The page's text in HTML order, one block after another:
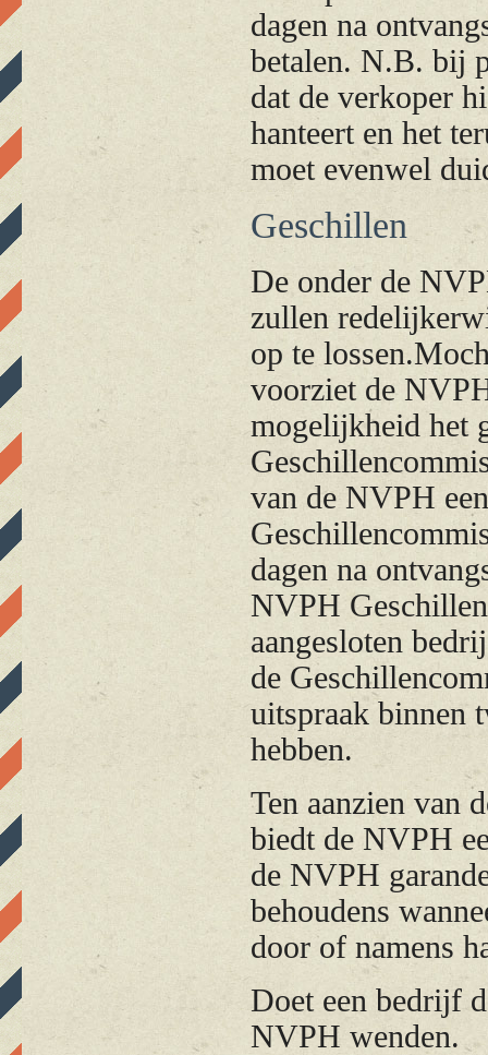
dagen na
betalen. N.B. bij
dat de verkoper
hanteert en het
moet evenwel
Geschillen
De onder de
zullen
op te
voorziet de
mogelijkheid het
van de NVPH
dagen na
NVPH
aangesloten
de
uitspraak binnen
hebben.
Ten aanzien van
biedt de NVPH
de NVPH
behoudens
door of namens
Doet een bedrijf
NVPH wenden.